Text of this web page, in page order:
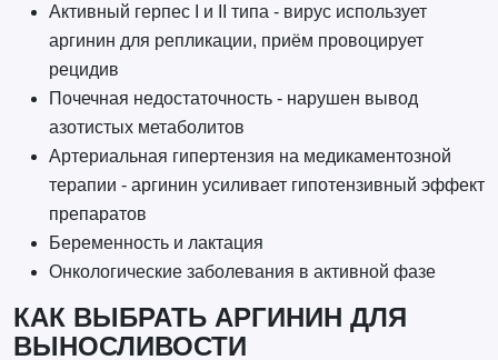
Активный герпес I и II типа - вирус использует
аргинин для репликации, приём провоцирует
рецидив
Почечная недостаточность - нарушен вывод
азотистых метаболитов
Артериальная гипертензия на медикаментозной
терапии - аргинин усиливает гипотензивный эффект
препаратов
Беременность и лактация
Онкологические заболевания в активной фазе
КАК ВЫБРАТЬ АРГИНИН ДЛЯ
ВЫНОСЛИВОСТИ